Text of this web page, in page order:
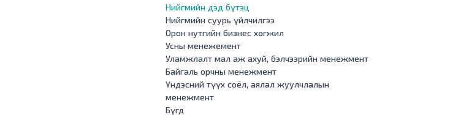
Нийгмийн дэд бүтэц
Нийгмийн суурь үйлчилгээ
Орон нутгийн бизнес хөгжил
Усны менежемент
Уламжлалт мал аж ахуй, бэлчээрийн менежмент
Байгаль орчны менежмент
Үндэсний түүх соёл, аялал жуулчлалын
менежмент
Бүгд